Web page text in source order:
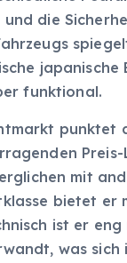
die
japanische
funktional.
punktet
Preis-
mit
bietet er
ist er eng
was sich